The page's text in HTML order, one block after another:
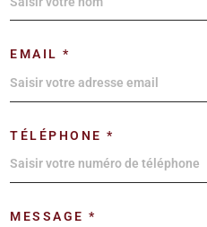
EMAIL *
TÉLÉPHONE *
MESSAGE *